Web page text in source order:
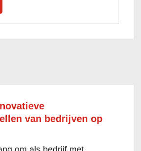
van bedrijven op